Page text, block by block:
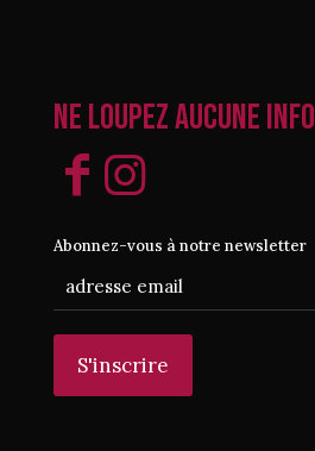
Ne loupez aucune info
Abonnez-vous à notre newsletter